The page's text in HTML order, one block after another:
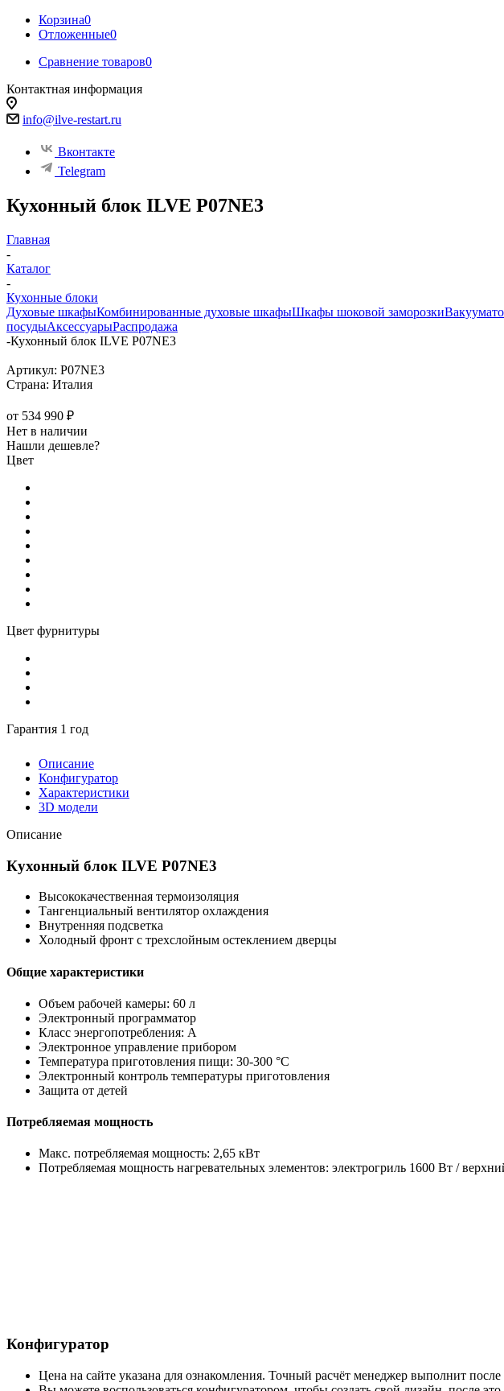
Корзина0
Отложенные0
Сравнение товаров0
Контактная информация
info@ilve-restart.ru
Вконтакте
Telegram
Кухонный блок ILVE P07NE3
Главная
-
Каталог
-
Кухонные блоки
Духовые шкафыКомбинированные духовые шкафыШкафы шоковой заморозки
посудыАксессуарыРаспродажа
-Кухонный блок ILVE P07NE3
Артикул: P07NE3
Страна: Италия
от 534 990 ₽
Нет в наличии
Нашли дешевле?
Цвет
Цвет фурнитуры
Гарантия 1 год
Описание
Конфигуратор
Характеристики
3D модели
Описание
Кухонный блок ILVE P07NE3
Высококачественная термоизоляция
Тангенциальный вентилятор охлаждения
Внутренняя подсветка
Холодный фронт с трехслойным остеклением дверцы
Общие характеристики
Объем рабочей камеры: 60 л
Электронный программатор
Класс энергопотребления: A
Электронное управление прибором
Температура приготовления пищи: 30-300 °C
Электронный контроль температуры приготовления
Защита от детей
Потребляемая мощность
Макс. потребляемая мощность: 2,65 кВт
Потребляемая мощность нагревательных элементов: электрогриль 1600 Вт /
Конфигуратор
Цена на сайте указана для ознакомления. Точный расчёт менеджер выполнит